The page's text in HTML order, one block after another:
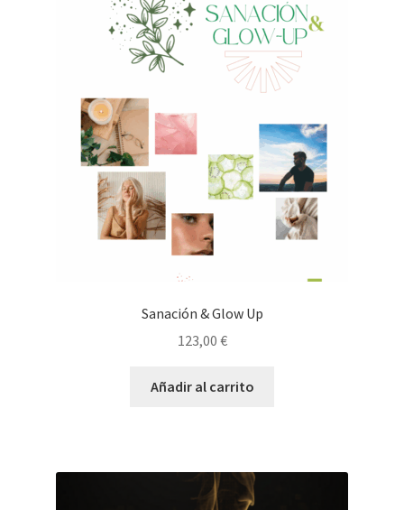
Sanación & Glow Up
123,00 €
Añadir al carrito